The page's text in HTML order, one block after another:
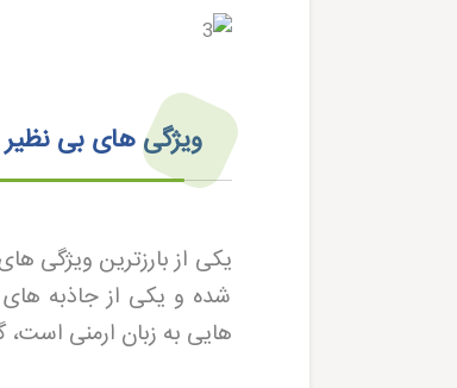
ویژگی های بی
یکی از بارزترین ویژگی
شده و یکی از جاذبه
هایی به زبان ارمنی